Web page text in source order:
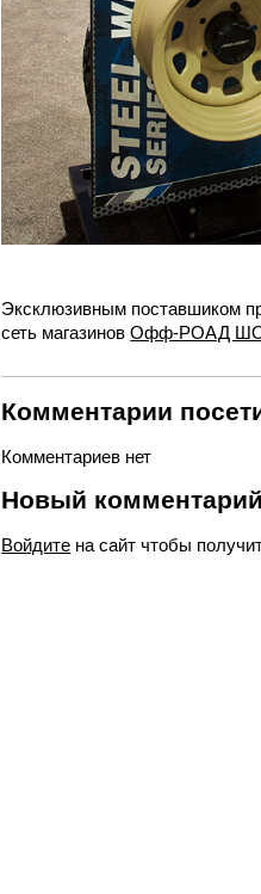
Эксклюзивным поставшиком
сеть магазиновОфф-РОАД
Комментарии
Комментариев нет
Новый
Войдите на сайт чтобы